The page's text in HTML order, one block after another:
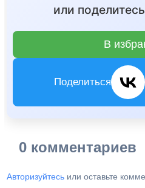
или
В
Поделиться
0 комментариев
Авторизуйтесь или оставьте